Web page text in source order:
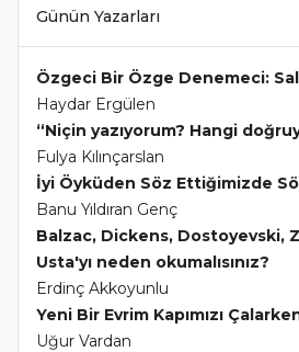
Günün Yazarları
Özgeci Bir Özge Denemeci:
Haydar Ergülen
“Niçin yazıyorum? Hangi
Fulya Kılınçarslan
İyi Öyküden Söz Ettiğimizde
Banu Yıldıran Genç
Balzac, Dickens, Dostoyevski,
Usta'yı neden okumalısınız?
Erdinç Akkoyunlu
Yeni Bir Evrim Kapımızı
Uğur Vardan